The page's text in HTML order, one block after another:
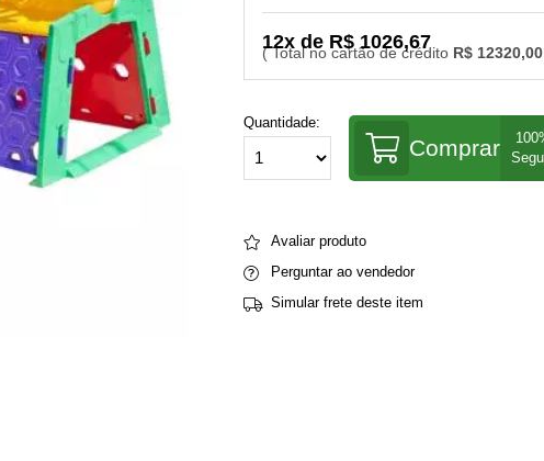
R$ 12320,00
12x de R$ 1026,67
Quantidade:
Comprar
Avaliar produto
Perguntar ao vendedor
Simular frete deste item